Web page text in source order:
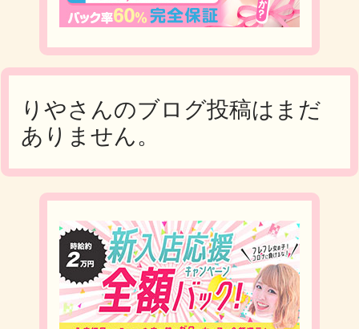
りやさんのブログ投稿はまだ
ありません。